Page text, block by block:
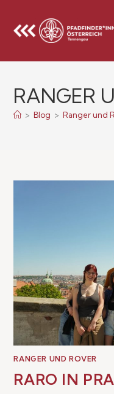
RANGER
> Blog > Ranger und
RANGER UND ROVER
RARO IN